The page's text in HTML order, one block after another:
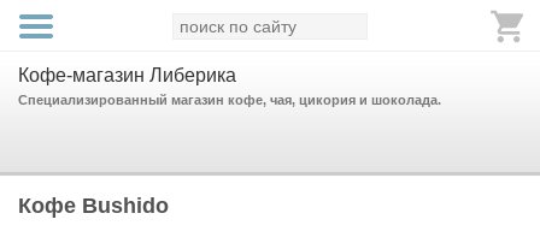
Кофе-магазин Либерика
Специализированный магазин кофе, чая, цикория и шоколада.
Кофе Bushido